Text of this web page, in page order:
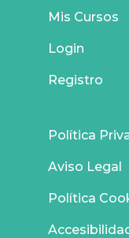
Mis Cursos
Login
Registro
Política
Aviso Legal
Política